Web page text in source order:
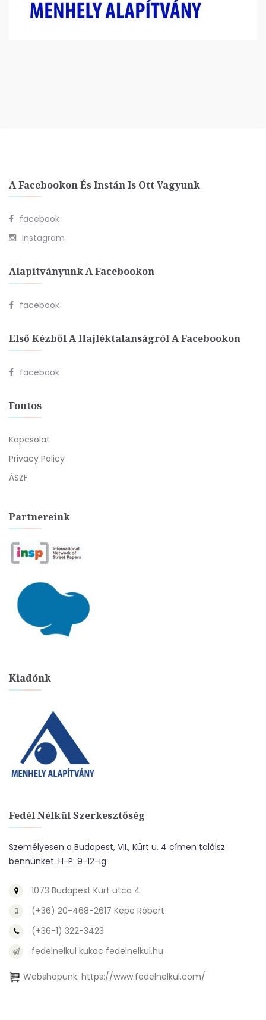
A Facebookon És Instán Is Ott Vagyunk
facebook
Instagram
Alapítványunk A Facebookon
facebook
Első Kézből A Hajléktalanságról A Facebookon
facebook
Fontos
Kapcsolat
Privacy Policy
ÁSZF
Partnereink
Kiadónk
Fedél Nélkül Szerkesztőség
Személyesen a Budapest, VII., Kürt u. 4 címen találsz
bennünket. H-P: 9-12-ig
1073 Budapest Kürt utca 4.
(+36) 20-468-2617 Kepe Róbert
(+36-1) 322-3423
fedelnelkul kukac fedelnelkul.hu
Webshopunk: https://www.fedelnelkul.com/